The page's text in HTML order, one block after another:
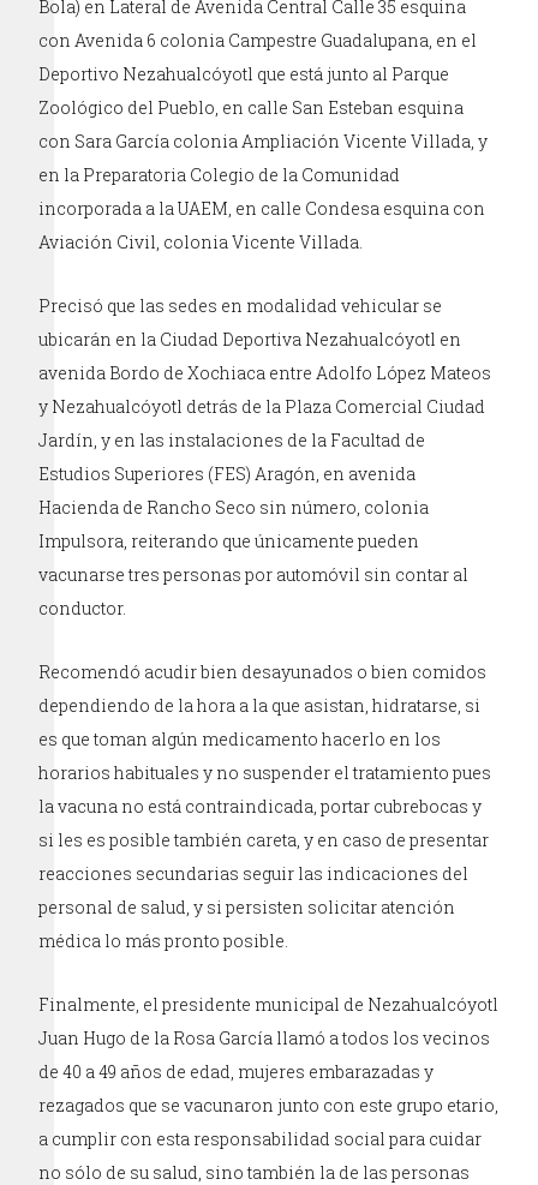
Bola) en Lateral de Avenida Central Calle 35 esquina
con Avenida 6 colonia Campestre Guadalupana, en el
Deportivo Nezahualcóyotl que está junto al Parque
Zoológico del Pueblo, en calle San Esteban esquina
con Sara García colonia Ampliación Vicente Villada, y
en la Preparatoria Colegio de la Comunidad
incorporada a la UAEM, en calle Condesa esquina con
Aviación Civil, colonia Vicente Villada.
Precisó que las sedes en modalidad vehicular se
ubicarán en la Ciudad Deportiva Nezahualcóyotl en
avenida Bordo de Xochiaca entre Adolfo López Mateos
y Nezahualcóyotl detrás de la Plaza Comercial Ciudad
Jardín, y en las instalaciones de la Facultad de
Estudios Superiores (FES) Aragón, en avenida
Hacienda de Rancho Seco sin número, colonia
Impulsora, reiterando que únicamente pueden
vacunarse tres personas por automóvil sin contar al
conductor.
Recomendó acudir bien desayunados o bien comidos
dependiendo de la hora a la que asistan, hidratarse, si
es que toman algún medicamento hacerlo en los
horarios habituales y no suspender el tratamiento pues
la vacuna no está contraindicada, portar cubrebocas y
si les es posible también careta, y en caso de presentar
reacciones secundarias seguir las indicaciones del
personal de salud, y si persisten solicitar atención
médica lo más pronto posible.
Finalmente, el presidente municipal de Nezahualcóyotl
Juan Hugo de la Rosa García llamó a todos los vecinos
de 40 a 49 años de edad, mujeres embarazadas y
rezagados que se vacunaron junto con este grupo etario,
a cumplir con esta responsabilidad social para cuidar
no sólo de su salud, sino también la de las personas